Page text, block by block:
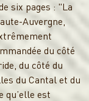
six pages : "La
Auvergne,
du côté
du côté du
du Cantal et du
qu’elle est